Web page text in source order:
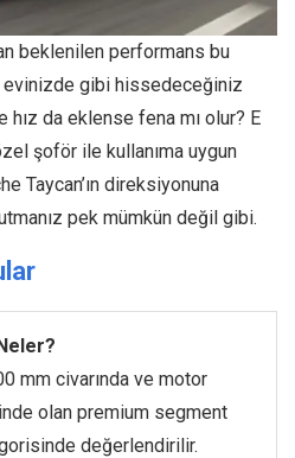
beklenilen performans bu
evinizde gibi hissedeceğiniz
da eklense fena mı olur? E
şoför ile kullanıma uygun
Taycan’ın direksiyonuna
pek mümkün değil gibi.
mm civarında ve motor
olan premium segment
değerlendirilir.